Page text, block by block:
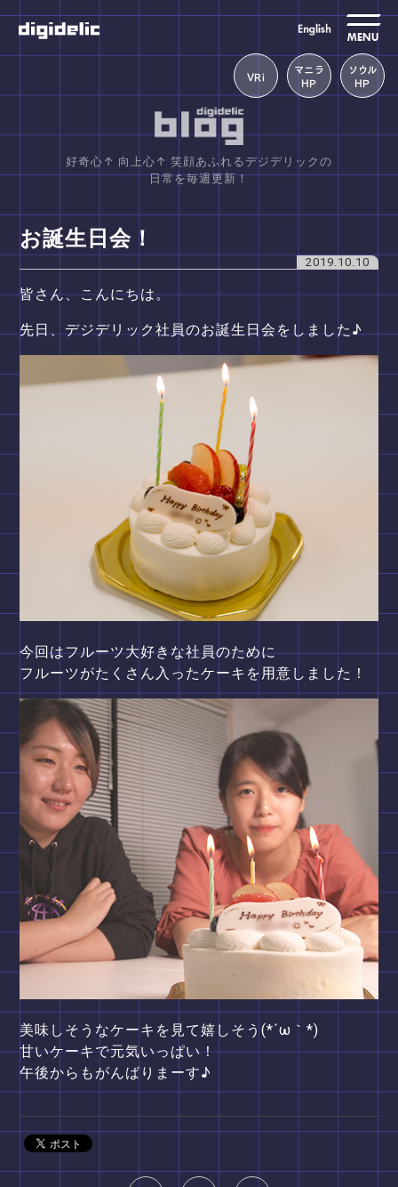
VRi
マニラ
HP
ソウル
HP
MENU
好奇心↑ 向上心↑ 笑顔あふれるデジデリックの
日常を毎週更新！
お誕生日会！
2019.10.10
皆さん、こんにちは。
先日、デジデリック社員のお誕生日会をしました♪
今回はフルーツ大好きな社員のために
フルーツがたくさん入ったケーキを用意しました！
美味しそうなケーキを見て嬉しそう(*´ω｀*)
甘いケーキで元気いっぱい！
午後からもがんばりまーす♪